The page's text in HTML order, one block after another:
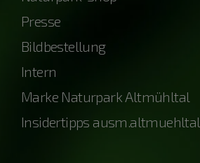
Presse
Bildbestellung
Intern
Marke Naturpark Altmühltal
Insidertipps ausm.altmuehltal